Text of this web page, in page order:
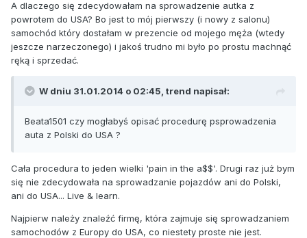
A dlaczego się zdecydowałam na sprowadzenie autka z
powrotem do USA? Bo jest to mój pierwszy (i nowy z salonu)
samochód który dostałam w prezencie od mojego męża (wtedy
jeszcze narzeczonego) i jakoś trudno mi było po prostu machnąć
ręką i sprzedać.
W dniu 31.01.2014 o 02:45, trend napisał:
Beata1501 czy mogłabyś opisać procedurę psprowadzenia
auta z Polski do USA ?
Cała procedura to jeden wielki 'pain in the a$$'. Drugi raz już bym
się nie zdecydowała na sprowadzanie pojazdów ani do Polski,
ani do USA... Live & learn.
Najpierw należy znaleźć firmę, która zajmuje się sprowadzaniem
samochodów z Europy do USA, co niestety proste nie jest.